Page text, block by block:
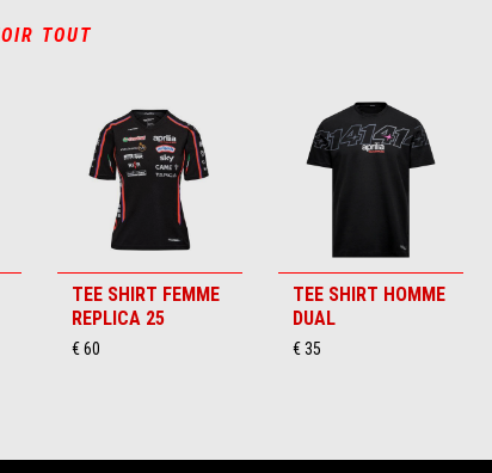
TOUT
TEE SHIRT FEMME
REPLICA 25
€ 60
TEE SHIRT HOMME
DUAL
€ 35